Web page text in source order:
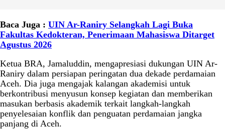
Baca Juga : UIN Ar-Raniry Selangkah Lagi Buka
Fakultas Kedokteran, Penerimaan Mahasiswa Ditarget
Agustus 2026
Ketua BRA, Jamaluddin, mengapresiasi dukungan UIN Ar-
Raniry dalam persiapan peringatan dua dekade perdamaian
Aceh. Dia juga mengajak kalangan akademisi untuk
berkontribusi menyusun konsep kegiatan dan memberikan
masukan berbasis akademik terkait langkah-langkah
penyelesaian konflik dan penguatan perdamaian jangka
panjang di Aceh.